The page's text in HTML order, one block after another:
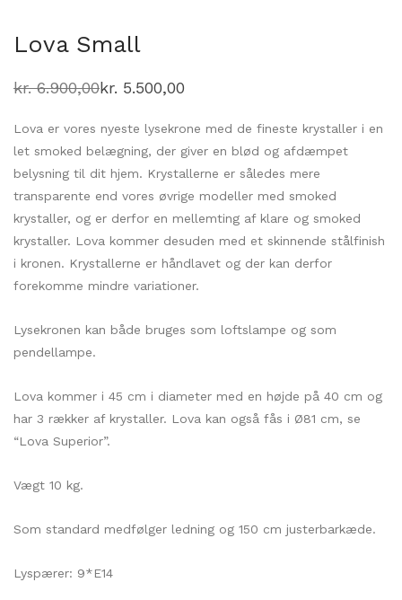
Lova Small
kr.6.900,00
Den
var:
kr. 6.900,00.
kr. 5.500,00
Den
er:
kr. 5.500,00.
Lova er vores nyeste lysekrone med de fineste krystaller i en
let smoked belægning, der giver en blød og afdæmpet
belysning til dit hjem. Krystallerne er således mere
transparente end vores øvrige modeller med smoked
krystaller, og er derfor en mellemting af klare og smoked
krystaller. Lova kommer desuden med et skinnende stålfinish
i kronen. Krystallerne er håndlavet og der kan derfor
forekomme mindre variationer.
Lysekronen kan både bruges som loftslampe og som
pendellampe.
Lova kommer i 45 cm i diameter med en højde på 40 cm og
har 3 rækker af krystaller. Lova kan også fås i Ø81 cm, se
“Lova Superior”.
Vægt 10 kg.
Som standard medfølger ledning og 150 cm justerbarkæde.
Lyspærer: 9*E14